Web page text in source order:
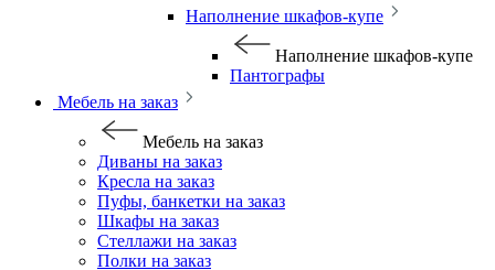
Наполнение шкафов-купе
Наполнение шкафов-купе
Пантографы
Мебель на заказ
Мебель на заказ
Диваны на заказ
Кресла на заказ
Пуфы, банкетки на заказ
Шкафы на заказ
Стеллажи на заказ
Полки на заказ